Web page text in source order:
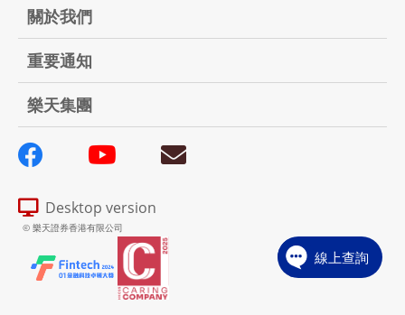
關於我們
重要通知
樂天集團
Desktop version
© 樂天證券香港有限公司